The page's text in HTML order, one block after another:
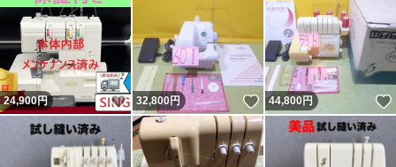
24,900円 いいね！
32,800円 いいね！
44,800円